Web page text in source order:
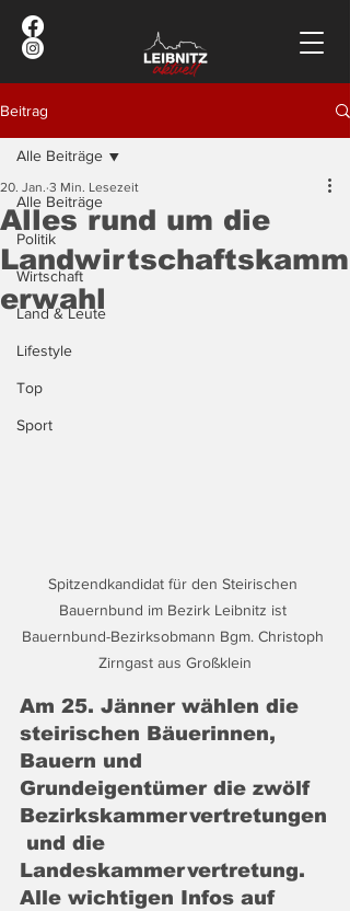
Beitrag
Alle Beiträge
Politik
Wirtschaft
Land & Leute
Lifestyle
Top
Sport
Alle Beiträge
Alles rund um die
Landwirtschaftskamm
erwahl
20. Jan. 3 Min. Lesezeit
Spitzendkandidat für den Steirischen
Bauernbund im Bezirk Leibnitz ist
Bauernbund-Bezirksobmann Bgm. Christoph
Zirngast aus Großklein
Am 25. Jänner wählen die
steirischen Bäuerinnen,
Bauern und
Grundeigentümer die zwölf
Bezirkskammervertretungen
und die
Landeskammervertretung.
Alle wichtigen Infos auf